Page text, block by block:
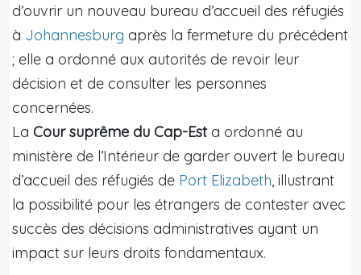
d’ouvrir un nouveau bureau d’accueil des réfugiés
à Johannesburg après la fermeture du précédent
; elle a ordonné aux autorités de revoir leur
décision et de consulter les personnes
concernées.
La Cour suprême du Cap-Esta ordonné au
ministère de l’Intérieur de garder ouvert le bureau
d’accueil des réfugiés de Port Elizabeth, illustrant
la possibilité pour les étrangers de contester avec
succès des décisions administratives ayant un
impact sur leurs droits fondamentaux.